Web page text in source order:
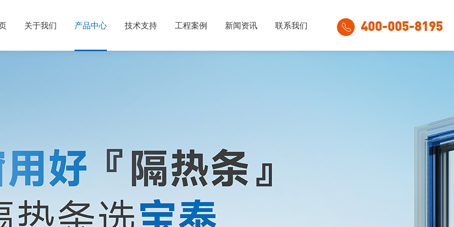
关于我们 产品中心 技术支持 工程案例 新闻资讯 联系我们 400-005-8195